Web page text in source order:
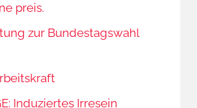
preis.
zur Bundestagswahl
Induziertes Irresein